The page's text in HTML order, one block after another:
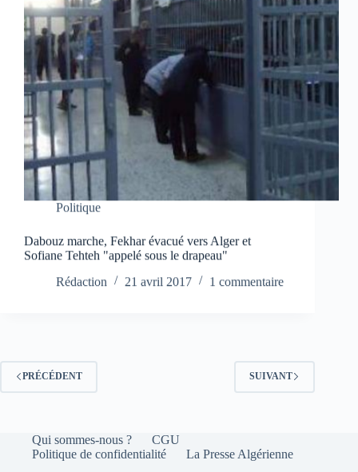
Politique
Dabouz marche, Fekhar évacué vers Alger et
Sofiane Tehteh "appelé sous le drapeau"
Rédaction
21 avril 2017 1 commentaire
PRÉCÉDENT SUIVANT
Qui sommes-nous ?
CGU
Politique de confidentialité
La Presse Algérienne